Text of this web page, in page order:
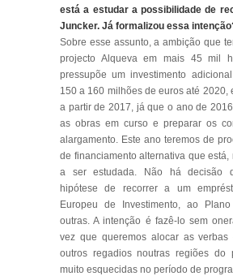
está a estudar a possibilidade de
Juncker. Já formalizou essa
Sobre esse assunto, a ambição que
projecto Alqueva em mais 45 mil
pressupõe um investimento
150 a 160 milhões de euros até 2020,
a partir de 2017, já que o ano de
as obras em curso e preparar os
alargamento. Este ano teremos de
de financiamento alternativa que está,
a ser estudada. Não há decisão
hipótese de recorrer a um
Europeu de Investimento, ao
outras. A intenção é fazê-lo sem
vez que queremos alocar as
outros regadios noutras regiões do
muito esquecidas no período de